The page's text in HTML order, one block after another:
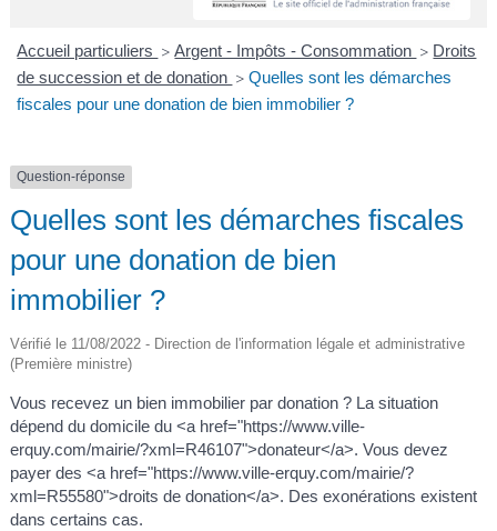
R
Accueil particuliers > Argent - Impôts - Consommation > Droits
de succession et de donation > Quelles sont les démarches
fiscales pour une donation de bien immobilier ?
Question-réponse
Quelles sont les démarches fiscales
pour une donation de bien
immobilier ?
Vérifié le 11/08/2022 - Direction de l'information légale et administrative
(Première ministre)
Vous recevez un bien immobilier par donation ? La situation
dépend du domicile du <a href="https://www.ville-
erquy.com/mairie/?xml=R46107">donateur</a>. Vous devez
payer des <a href="https://www.ville-erquy.com/mairie/?
xml=R55580">droits de donation</a>. Des exonérations existent
dans certains cas.